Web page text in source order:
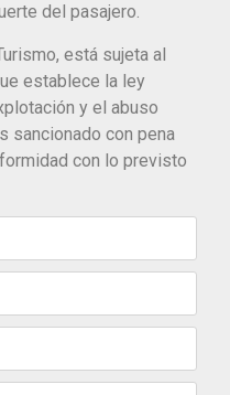
del pasajero.
está sujeta al
establece la ley
y el abuso
sancionado con pena
con lo previsto